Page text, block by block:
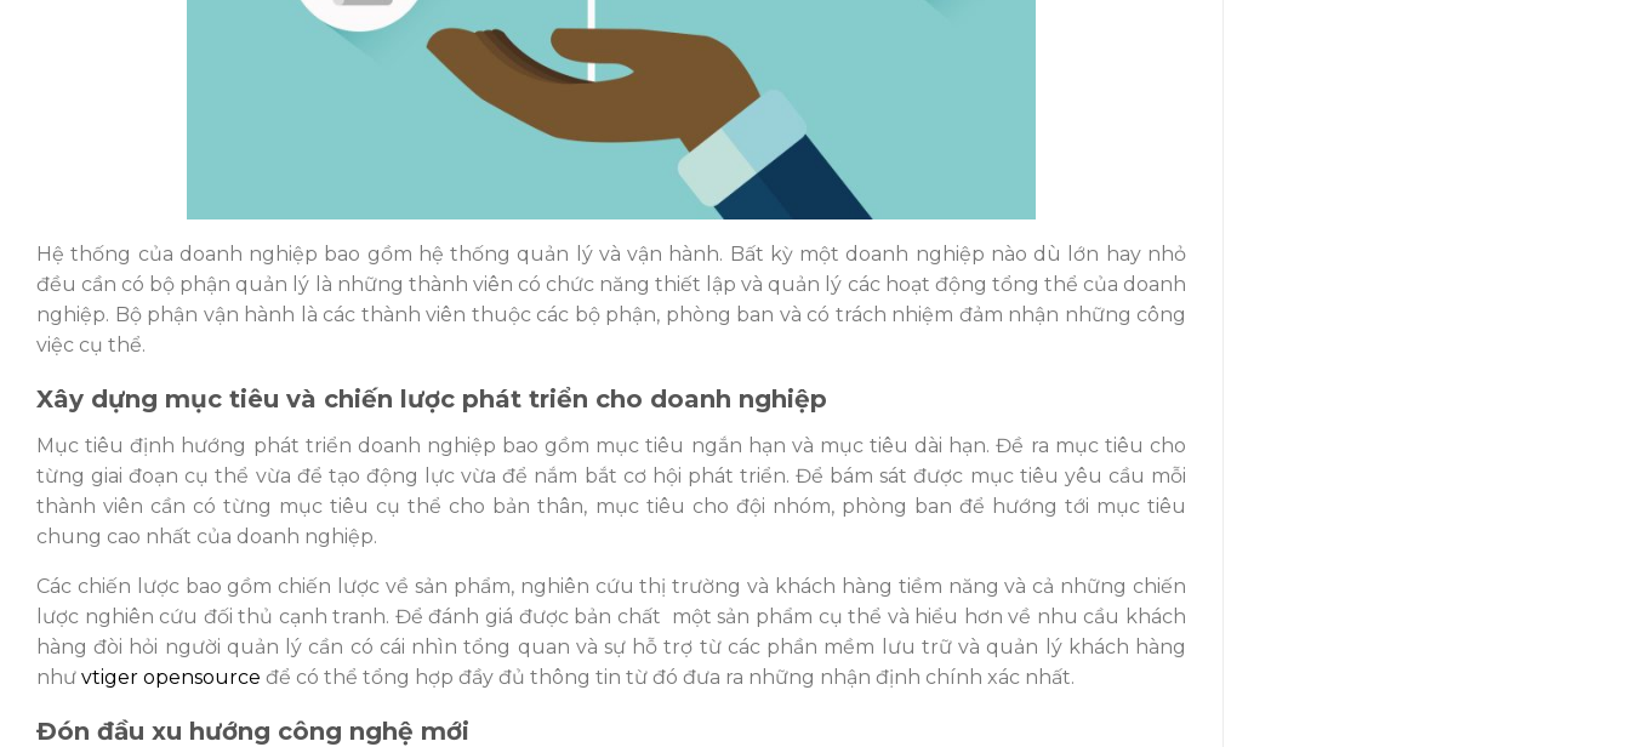
Hệ thống của doanh nghiệp bao gồm hệ thống quản lý và vận hành. Bất kỳ một doanh nghiệp nào dù lớn hay nhỏ
đều cần có bộ phận quản lý là những thành viên có chức năng thiết lập và quản lý các hoạt động tổng thể của doanh
nghiệp. Bộ phận vận hành là các thành viên thuộc các bộ phận, phòng ban và có trách nhiệm đảm nhận những công
việc cụ thể.
Xây dựng mục tiêu và chiến lược phát triển cho doanh nghiệp
Mục tiêu định hướng phát triển doanh nghiệp bao gồm mục tiêu ngắn hạn và mục tiêu dài hạn. Đề ra mục tiêu cho
từng giai đoạn cụ thể vừa để tạo động lực vừa để nắm bắt cơ hội phát triển. Để bám sát được mục tiêu yêu cầu mỗi
thành viên cần có từng mục tiêu cụ thể cho bản thân, mục tiêu cho đội nhóm, phòng ban để hướng tới mục tiêu
chung cao nhất của doanh nghiệp.
Các chiến lược bao gồm chiến lược về sản phẩm, nghiên cứu thị trường và khách hàng tiềm năng và cả những chiến
lược nghiên cứu đối thủ cạnh tranh. Để đánh giá được bản chất một sản phẩm cụ thể và hiểu hơn về nhu cầu khách
hàng đòi hỏi người quản lý cần có cái nhìn tổng quan và sự hỗ trợ từ các phần mềm lưu trữ và quản lý khách hàng
như vtiger opensource để có thể tổng hợp đầy đủ thông tin từ đó đưa ra những nhận định chính xác nhất.
Đón đầu xu hướng công nghệ mới